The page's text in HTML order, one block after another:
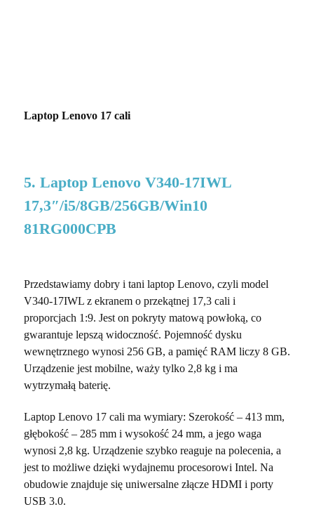
Laptop Lenovo 17 cali
5. Laptop Lenovo V340-17IWL
17,3″/i5/8GB/256GB/Win10
81RG000CPB
Przedstawiamy dobry i tani laptop Lenovo, czyli model
V340-17IWL z ekranem o przekątnej 17,3 cali i
proporcjach 1:9. Jest on pokryty matową powłoką, co
gwarantuje lepszą widoczność. Pojemność dysku
wewnętrznego wynosi 256 GB, a pamięć RAM liczy 8 GB.
Urządzenie jest mobilne, waży tylko 2,8 kg i ma
wytrzymałą baterię.
Laptop Lenovo 17 cali ma wymiary: Szerokość – 413 mm,
głębokość – 285 mm i wysokość 24 mm, a jego waga
wynosi 2,8 kg. Urządzenie szybko reaguje na polecenia, a
jest to możliwe dzięki wydajnemu procesorowi Intel. Na
obudowie znajduje się uniwersalne złącze HDMI i porty
USB 3.0.